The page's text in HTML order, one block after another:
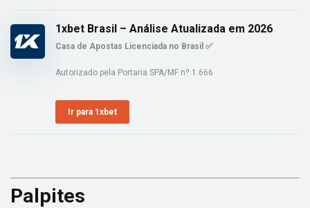
1xbet Brasil – Análise Atualizada em 2026
Casa de Apostas Licenciada no Brasil ✅
Autorizado pela Portaria SPA/MF nº 1.666
Ir para 1xbet
Palpites